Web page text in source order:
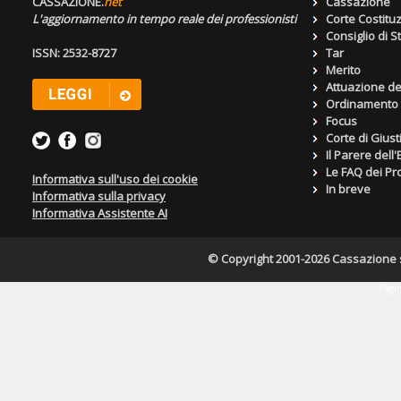
L'aggiornamento in tempo reale dei professionisti
ISSN: 2532-8727
Informativa sull'uso dei cookie
Informativa sulla privacy
Informativa Assistente AI
Corte
Consiglio di
Tar
Merito
Attuazione
Focus
Corte di
Il Parere
Le FAQ dei
In breve
© Copyright 2001-2026 Cassazione